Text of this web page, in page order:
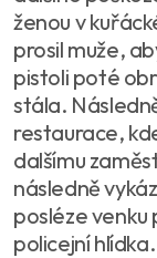
ženou v
prosil muže,
pistoli poté
stála.
restaurace,
dalšímu
následně
posléze
policejní hlídka.